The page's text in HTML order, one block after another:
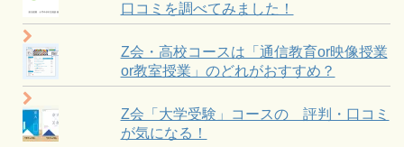
口コミを調べてみました！
Z会・高校コースは「通信教育or映像授業
or教室授業」のどれがおすすめ？
Z会「大学受験」コースの 評判・口コミ
が気になる！